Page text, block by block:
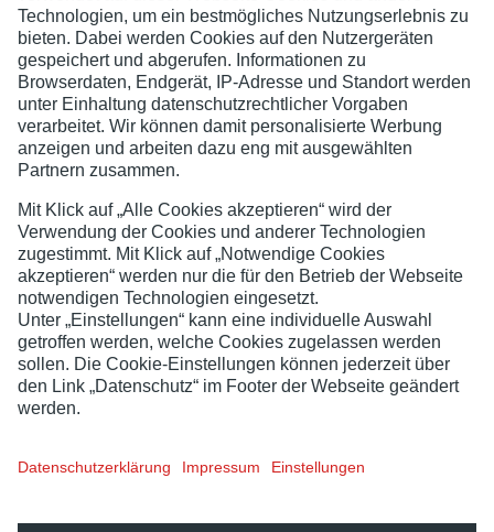
Lotto Baden-Württemberg verfügt über die notwendige
Erlaubnis, die angebotenen Produkte anzubieten. Die Aufsicht
für die Lotterien ist beimRegierungspräsidium Karlsruhe
DatenschutzImpressum
Ab 18! Glücksspiel kann süchtig machen. Infos und Hilfe